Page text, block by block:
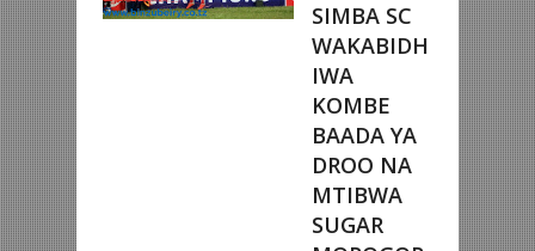
SIMBA SC
WAKABIDH
IWA
KOMBE
BAADA YA
DROO NA
MTIBWA
SUGAR